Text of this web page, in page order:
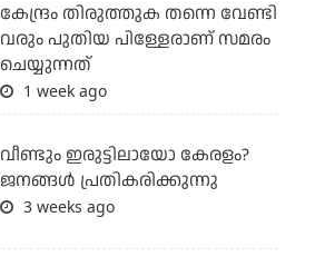
കേന്ദ്രം തിരുത്തുക തന്നെ വേണ്ടി
വരും പുതിയ പിള്ളേരാണ് സമരം
ചെയ്യുന്നത്
1 week ago
വീണ്ടും ഇരുട്ടിലായോ കേരളം?
ജനങ്ങൾ പ്രതികരിക്കുന്നു
3 weeks ago